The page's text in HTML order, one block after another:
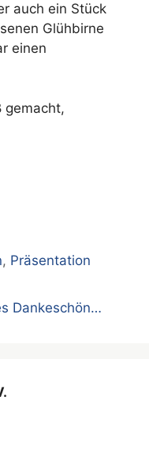
auch ein Stück
Glühbirne
einen
gemacht,
, Präsentation
Dankeschön…